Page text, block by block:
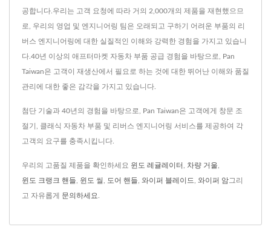
공합니다.우리는 고객 요청에 따라 거의 2,000개의 제품을 재현했으므
로, 우리의 영업 및 엔지니어링 팀은 오래되고 구하기 어려운 부품의 리
버스 엔지니어링에 대한 실질적인 이해와 강력한 경험을 가지고 있습니
다.40년 이상의 애프터마켓 자동차 부품 공급 경험을 바탕으로, Pan
Taiwan은 고객이 재생산에서 필요로 하는 것에 대한 뛰어난 이해와 품질
관리에 대한 좋은 감각을 가지고 있습니다.
첨단 기술과 40년의 경험을 바탕으로, Pan Taiwan은 고객에게 창문 조
절기, 클래식 자동차 부품 및 리버스 엔지니어링 서비스를 제공하여 각
고객의 요구를 충족시킵니다.
우리의 고품질 제품을 확인하세요 윈도 레귤레이터 차량 거울
윈도 크랭크 핸들 윈도 씰 도어 핸들 와이퍼 블레이드 와이퍼 암그리
고 자유롭게 문의하세요